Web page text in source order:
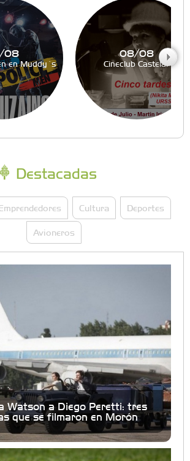
08
en Muddy´s
08/08
Cineclub Castelar
Destacadas
Cultura Deportes
Avioneros
Watson a Diego Peretti: tres
que se filmaron en Morón